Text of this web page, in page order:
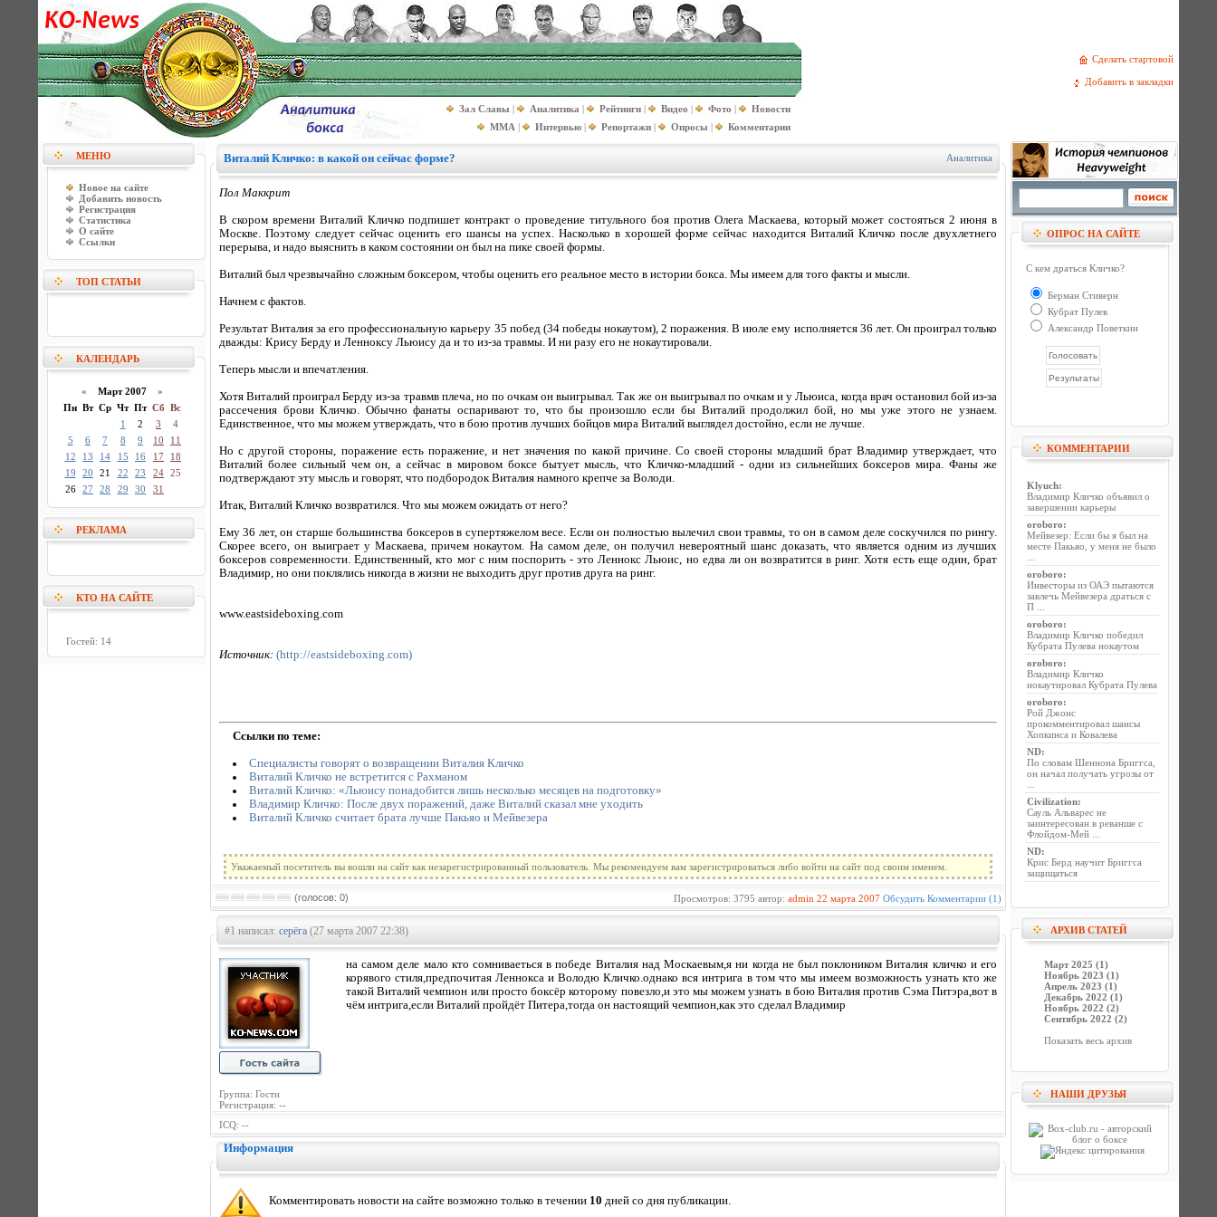
Сделать стартовой
Добавить в закладки
Зал Славы | Аналитика | Рейтинги | Видео | Фото |
Новости
MMA | Интервью | Репортажи | Опросы | Комментарии
МЕНЮ
Новое на сайте
Добавить новость
Регистрация
Статистика
О сайте
Ссылки
ТОП СТАТЬИ
КАЛЕНДАРЬ
« Март 2007 »
Пн Вт Ср Чт Пт Сб Вс
1
2 3
4
5
6 7 8 9 10
11
12
13 14 15 16 17
18
19
20 21 22 23 24 25
26
27 28 29 30 31
РЕКЛАМА
КТО НА САЙТЕ
Гостей: 14
Виталий Кличко: в какой он сейчас форме? Аналитика
Пол Маккрит
В скором времени Виталий Кличко подпишет контракт о проведение титульного боя против Олега Маскаева, который может состояться 2 июня в
Москве. Поэтому следует сейчас оценить его шансы на успех. Насколько в хорошей форме сейчас находится Виталий Кличко после двухлетнего
перерыва, и надо выяснить в каком состоянии он был на пике своей формы.
Виталий был чрезвычайно сложным боксером, чтобы оценить его реальное место в истории бокса. Мы имеем для того факты и мысли.
Начнем с фактов.
Результат Виталия за его профессиональную карьеру 35 побед (34 победы нокаутом), 2 поражения. В июле ему исполняется 36 лет. Он проиграл только
дважды: Крису Берду и Ленноксу Льюису да и то из-за травмы. И ни разу его не нокаутировали.
Теперь мысли и впечатления.
Хотя Виталий проиграл Берду из-за травмв плеча, но по очкам он выигрывал. Так же он выигрывал по очкам и у Льюиса, когда врач остановил бой из-за
рассечения брови Кличко. Обычно фанаты оспаривают то, что бы произошло если бы Виталий продолжил бой, но мы уже этого не узнаем.
Единственное, что мы можем утверждать, что в бою против лучших бойцов мира Виталий выглядел достойно, если не лучше.
Но с другой стороны, поражение есть поражение, и нет значения по какой причине. Со своей стороны младший брат Владимир утверждает, что
Виталий более сильный чем он, а сейчас в мировом боксе бытует мысль, что Кличко-младший - одни из сильнейших боксеров мира. Фаны же
подтверждают эту мысль и говорят, что подбородок Виталия намного крепче за Володи.
Итак, Виталий Кличко возвратился. Что мы можем ожидать от него?
Ему 36 лет, он старше большинства боксеров в супертяжелом весе. Если он полностью вылечил свои травмы, то он в самом деле соскучился по рингу.
Скорее всего, он выиграет у Маскаева, причем нокаутом. На самом деле, он получил невероятный шанс доказать, что является одним из лучших
боксеров современности. Единственный, кто мог с ним поспорить - это Леннокс Льюис, но едва ли он возвратится в ринг. Хотя есть еще один, брат
Владимир, но они поклялись никогда в жизни не выходить друг против друга на ринг.
www.eastsideboxing.com
Источник: (http://eastsideboxing.com)
Ссылки по теме:
Специалисты говорят о возвращении Виталия Кличко
Виталий Кличко не встретится с Рахманом
Виталий Кличко: «Льюису понадобится лишь несколько месяцев на подготовку»
Владимир Кличко: После двух поражений, даже Виталий сказал мне уходить
Виталий Кличко считает брата лучше Пакьяо и Мейвезера
Уважаемый посетитель вы вошли на сайт как незарегистрированный пользователь. Мы рекомендуем вам зарегистрироваться либо войти на сайт под своим именем.
(голосов: 0) Просмотров: 3795 автор: admin 22 марта 2007 Обсудить Комментарии (1)
#1 написал: серёга (27 марта 2007 22:38)
Группа: Гости
Регистрация: --
на самом деле мало кто сомниваеться в победе Виталия над Москаевым,я ни когда не был поклоником Виталия кличко и его
корявого стиля,предпочитая Леннокса и Володю Кличко.однако вся интрига в том что мы имеем возможность узнать кто же
такой Виталий чемпион или просто боксёр которому повезло,и это мы можем узнать в бою Виталия против Сэма Питэра,вот в
чём интрига,если Виталий пройдёт Питера,тогда он настоящий чемпион,как это сделал Владимир
ICQ: --
Информация
Комментировать новости на сайте возможно только в течении 10 дней со дня публикации.
ОПРОС НА САЙТЕ
С кем драться Кличко?
Берман Стиверн
Кубрат Пулев
Александр Поветкин
КОММЕНТАРИИ
Klyuch:
Владимир Кличко объявил о
завершении карьеры
oroboro:
Мейвезер: Если бы я был на
месте Пакьяо, у меня не было
oroboro:
Инвесторы из ОАЭ пытаются
завлечь Мейвезера драться с
П ...
oroboro:
Владимир Кличко победил
Кубрата Пулева нокаутом
oroboro:
Владимир Кличко
нокаутировал Кубрата Пулева
oroboro:
Рой Джонс
прокомментировал шансы
Хопкинса и Ковалева
ND:
По словам Шеннона Бриггса,
он начал получать угрозы от
Civilization:
Сауль Альварес не
заинтересован в реванше с
Флойдом-Мей ...
ND:
Крис Берд научит Бриггса
защищаться
АРХИВ СТАТЕЙ
Март 2025 (1)
Ноябрь 2023 (1)
Апрель 2023 (1)
Декабрь 2022 (1)
Ноябрь 2022 (2)
Сентябрь 2022 (2)
Показать весь архив
НАШИ ДРУЗЬЯ